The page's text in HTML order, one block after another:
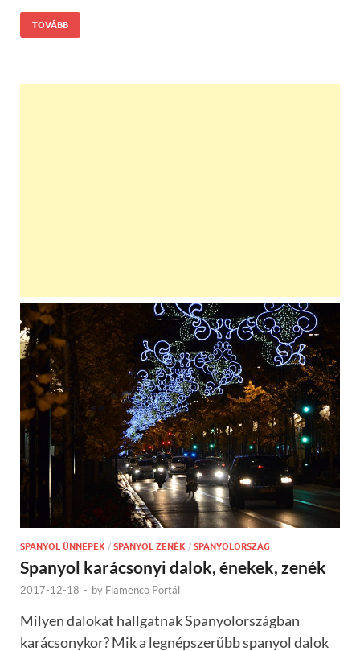
TOVÁBB
SPANYOL ÜNNEPEK / SPANYOL ZENÉK / SPANYOLORSZÁG
Spanyol karácsonyi dalok, énekek, zenék
2017-12-18 - by Flamenco Portál
Milyen dalokat hallgatnak Spanyolországban
karácsonykor? Mik a legnépszerűbb spanyol dalok